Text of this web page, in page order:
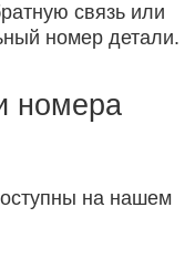
связь или
номер детали.
номера
на нашем